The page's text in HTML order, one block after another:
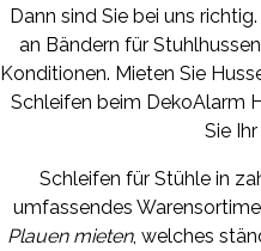
Dann sind Sie bei uns
an Bändern für
Konditionen. Mieten Sie
Schleifen beim DekoAlarm
Sie
Schleifen für Stühle in
umfassendes
Plauen mieten, welches